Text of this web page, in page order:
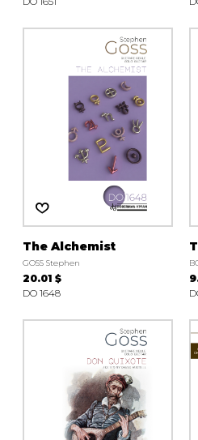
The Alchemist
GOSS Stephen
20.01 $
DO 1648